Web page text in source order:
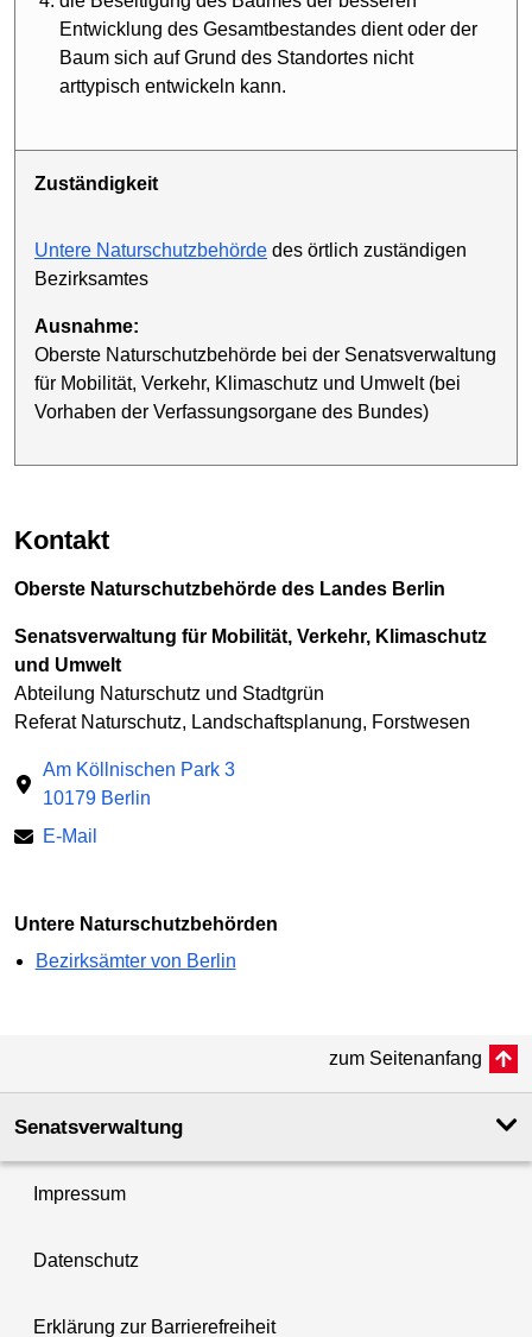
Entwicklung des Gesamtbestandes dient oder der
Baum sich auf Grund des Standortes nicht
arttypisch entwickeln kann.
Zuständigkeit
Untere Naturschutz­behörde des örtlich zuständigen
Bezirksamtes
Ausnahme:
Oberste Naturschutzbehörde bei der Senatsverwaltung
für Mobilität, Verkehr, Klimaschutz und Umwelt (bei
Vorhaben der Verfassungs­organe des Bundes)
Kontakt
Oberste Naturschutzbehörde des Landes Berlin
Senatsverwaltung für Mobilität, Verkehr, Klimaschutz
und Umwelt
Abteilung Naturschutz und Stadtgrün
Referat Naturschutz, Landschaftsplanung, Forstwesen
Am Köllnischen Park 3
10179 Berlin
E-Mail
Untere Naturschutzbehörden
Bezirksämter von Berlin
zum Seitenanfang
Senatsverwaltung
Impressum
Datenschutz
Erklärung zur Barrierefreiheit